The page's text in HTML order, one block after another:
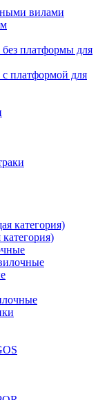
вилами
платформы для
платформой для